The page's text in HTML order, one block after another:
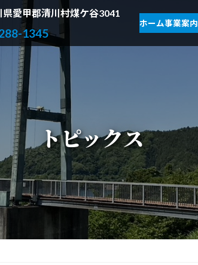
県愛甲郡清川村煤ケ谷3041
1345
ホーム事業案内
トピックス